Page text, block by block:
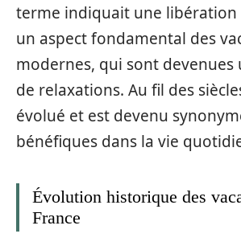
terme indiquait une libération
un aspect fondamental des
modernes, qui sont devenues
de relaxations. Au fil des
évolué et est devenu
bénéfiques dans la vie
Évolution historique des
France